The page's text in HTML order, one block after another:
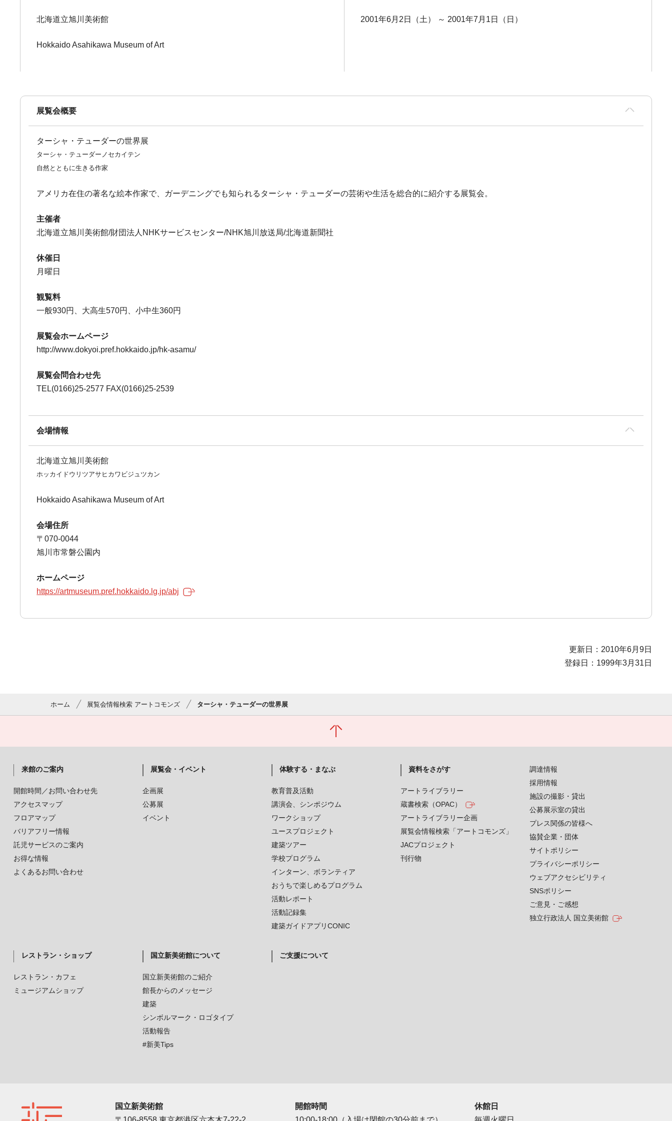
北海道立旭川美術館
Hokkaido Asahikawa Museum of Art
2001年6月2日（土） ～ 2001年7月1日（日）
展覧会概要
ターシャ・テューダーの世界展
ターシャ・テューダーノセカイテン
自然とともに生きる作家
アメリカ在住の著名な絵本作家で、ガーデニングでも知られるターシャ・テューダーの芸術や生活を総合的に紹介する展覧会。
主催者
北海道立旭川美術館/財団法人NHKサービスセンター/NHK旭川放送局/北海道新聞社
休催日
月曜日
観覧料
一般930円、大高生570円、小中生360円
展覧会ホームページ
http://www.dokyoi.pref.hokkaido.jp/hk-asamu/
展覧会問合わせ先
TEL(0166)25-2577 FAX(0166)25-2539
会場情報
北海道立旭川美術館
ホッカイドウリツアサヒカワビジュツカン
Hokkaido Asahikawa Museum of Art
会場住所
〒070-0044
旭川市常磐公園内
ホームページ
https://artmuseum.pref.hokkaido.lg.jp/abj
更新日：2010年6月9日
登録日：1999年3月31日
ホーム 展覧会情報検索 アートコモンズ ターシャ・テューダーの世界展
来館のご案内
開館時間／お問い合わせ先
アクセスマップ
フロアマップ
バリアフリー情報
託児サービスのご案内
お得な情報
よくあるお問い合わせ
展覧会・イベント
企画展
公募展
イベント
体験する・まなぶ
教育普及活動
講演会、シンポジウム
ワークショップ
ユースプロジェクト
建築ツアー
学校プログラム
インターン、ボランティア
おうちで楽しめるプログラム
活動レポート
活動記録集
建築ガイドアプリCONIC
資料をさがす
アートライブラリー
蔵書検索（OPAC）
アートライブラリー企画
展覧会情報検索「アートコモンズ」
JACプロジェクト
刊行物
レストラン・ショップ
レストラン・カフェ
ミュージアムショップ
国立新美術館について
国立新美術館のご紹介
館長からのメッセージ
建築
シンボルマーク・ロゴタイプ
活動報告
#新美Tips
ご支援について
調達情報
採用情報
施設の撮影・貸出
公募展示室の貸出
プレス関係の皆様へ
協賛企業・団体
サイトポリシー
プライバシーポリシー
ウェブアクセシビリティ
SNSポリシー
ご意見・ご感想
独立行政法人 国立美術館
国立新美術館
開館時間
休館日